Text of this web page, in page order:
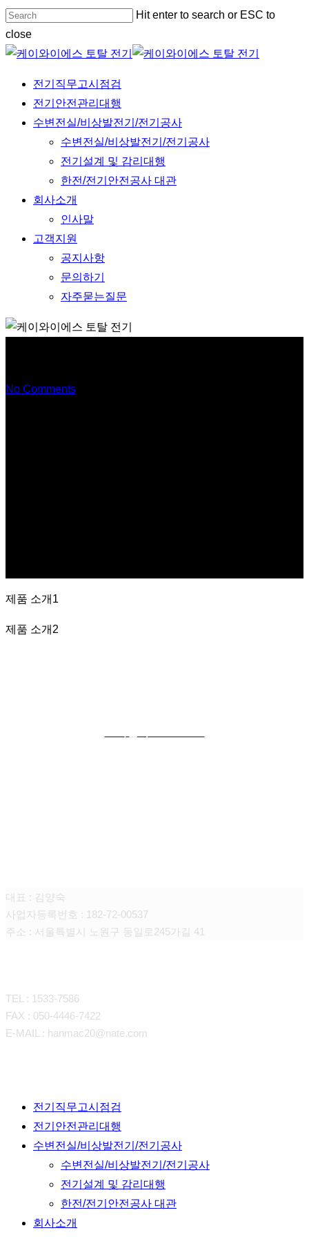
Skip
to
main
Hit enter to search or ESC to
close
Close
Menu
전기직무고시점검
전기안전관리대행
수변전실/비상발전기/전기공사
수변전실/비상발전기/전기공사
전기설계 및 감리대행
한전/전기안전공사 대관
회사소개
인사말
고객지원
공지사항
문의하기
자주묻는질문
No Comments
제품 소개1
제품 소개2
대표 : 김양숙
사업자등록번호 : 182-72-00537
주소 : 서울특별시 노원구 동일로245가길 41
TEL : 1533-7586
FAX : 050-4446-7422
E-MAIL : hanmac20@nate.com
Close
Menu
전기직무고시점검
전기안전관리대행
수변전실/비상발전기/전기공사
수변전실/비상발전기/전기공사
전기설계 및 감리대행
한전/전기안전공사 대관
회사소개